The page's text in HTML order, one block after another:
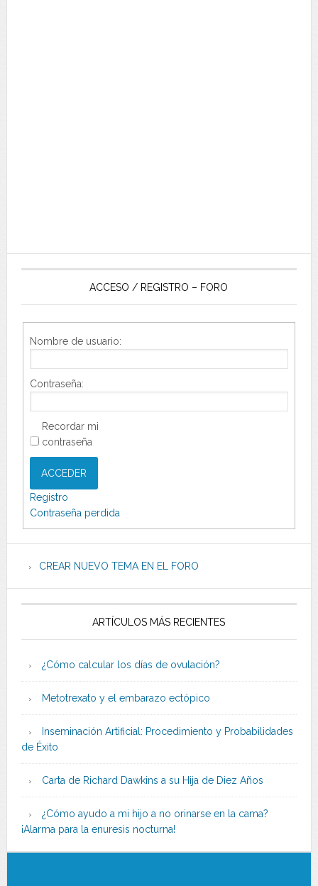
ACCESO / REGISTRO – FORO
Nombre de usuario:
Contraseña:
Recordar mi
contraseña
ACCEDER
Registro
Contraseña perdida
CREAR NUEVO TEMA EN EL FORO
ARTÍCULOS MÁS RECIENTES
¿Cómo calcular los días de ovulación?
Metotrexato y el embarazo ectópico
Inseminación Artificial: Procedimiento y Probabilidades
de Éxito
Carta de Richard Dawkins a su Hija de Diez Años
¿Cómo ayudo a mi hijo a no orinarse en la cama?
¡Alarma para la enuresis nocturna!